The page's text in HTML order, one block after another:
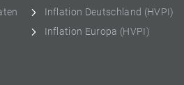
Inflation Deutschland (HVPI)
Inflation Europa (HVPI)